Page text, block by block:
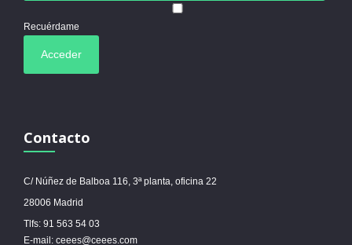
Recuérdame
Contacto
C/ Núñez de Balboa 116, 3ª planta, oficina 22
28006 Madrid
Tlfs: 91 563 54 03
E-mail: ceees@ceees.com